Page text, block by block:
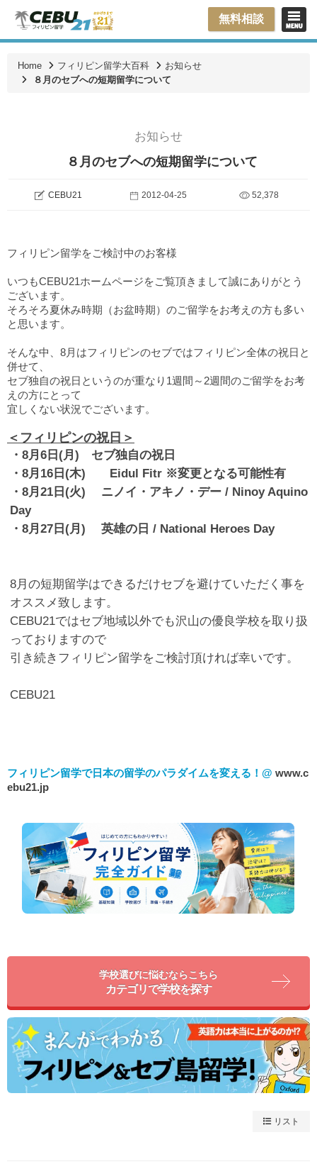
無料相談
Home フィリピン留学大百科
お知らせ
８月のセブへの短期留学について
お知らせ
８月のセブへの短期留学について
CEBU21 2012-04-25 52,378
フィリピン留学をご検討中のお客様
いつもCEBU21ホームページをご覧頂きまして誠にありがとう
ございます。
そろそろ夏休み時期（お盆時期）のご留学をお考えの方も多い
と思います。
そんな中、8月はフィリピンのセブではフィリピン全体の祝日と
併せて、
セブ独自の祝日というのが重なり1週間～2週間のご留学をお考
えの方にとって
宜しくない状況でございます。
＜フィリピンの祝日＞
・ 8月 6 日 (月 ) セブ独自の祝日
・ 8月 16 日 (木) Eidul Fitr ※変更となる可能性有
・ 8月 21 日 (火) ニノイ・アキノ・デー / Ninoy Aquino
Day
・ 8月 27 日 (月 ) 英雄の日 / National Heroes Day
8月の短期留学はできるだけセブを避けていただく事を
オススメ致します。
CEBU21ではセブ地域以外でも沢山の優良学校を取り扱
っておりますので
引き続きフィリピン留学をご検討頂ければ幸いです。
CEBU21
フィリピン留学で日本の留学のパラダイムを変える！@ www.c
ebu21.jp
学校選びに悩むならこちら
カテゴリで学校を探す
リスト